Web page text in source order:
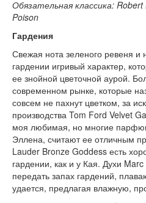
Обязательная классика:
Poison
Гардения
Свежая нота зеленого ревеня и
гардении игривый характер,
ее знойной цветочной аурой.
современном рынке, которые
совсем не пахнут цветком, за
производства Tom Ford Velvet
моя любимая, но многие
Эллена, считают ее отличным
Lauder Bronze Goddess есть
гардении, как и у Кая. Духи
передать запах гардений,
удается, предлагая влажную,